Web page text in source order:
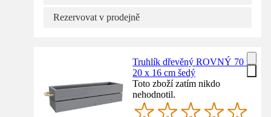
Rezervovat v prodejně
Truhlík dřevěný ROVNÝ 70 x
20 x 16 cm šedý
Toto zboží zatím nikdo
nehodnotil.